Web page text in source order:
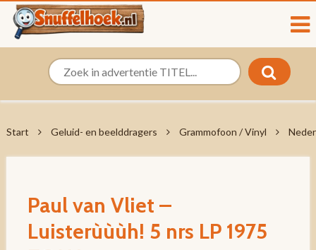
Start Geluid- en beelddragers Grammofoon / Vinyl
Paul van Vliet –
Luisterùùùh! 5 nrs LP 1975